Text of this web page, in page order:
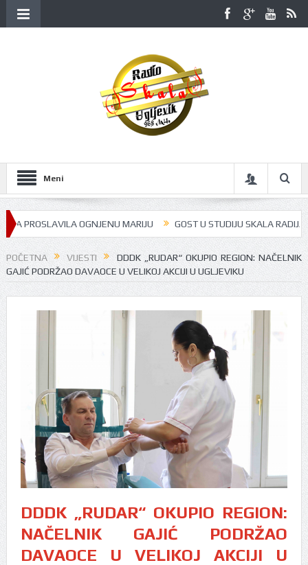
Meni
OGNJENU MARIJU GOST U STUDIJU SKALA RADIJA BILA
POČETNA VIJESTI
DDDK „RUDAR“ OKUPIO REGION: NAČELNIK
GAJIĆ PODRŽAO DAVAOCE U VELIKOJ AKCIJI U UGLJEVIKU
DDDK „RUDAR“ OKUPIO REGION:
NAČELNIK GAJIĆ PODRŽAO
DAVAOCE U VELIKOJ AKCIJI U